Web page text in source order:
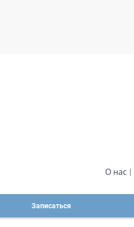
О нас
Записаться